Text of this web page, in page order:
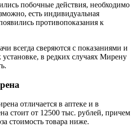
побочные действия, необходимо
есть индивидуальная
противопоказания к
всегда сверяются с показаниями и
в редких случаях Мирену
отличается в аптеке и в
стоит от 12500 тыс. рублей, причем
стоимость товара ниже.